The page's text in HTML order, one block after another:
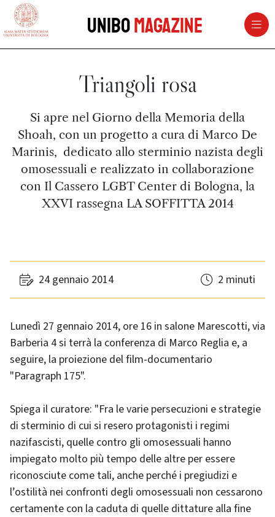
vai al contenuto della pagina
UniboMagazine
Triangoli rosa
Si apre nel Giorno della Memoria della
Shoah, con un progetto a cura di Marco De
Marinis, dedicato allo sterminio nazista degli
omosessuali e realizzato in collaborazione
con Il Cassero LGBT Center di Bologna, la
XXVI rassegna LA SOFFITTA 2014
24 gennaio 2014 2 minuti
Lunedì 27 gennaio 2014, ore 16 in salone Marescotti, via
Barberia 4 si terrà la conferenza di Marco Reglia e, a
seguire, la proiezione del film-documentario
"Paragraph 175".
Spiega il curatore: "Fra le varie persecuzioni e strategie
di sterminio di cui si resero protagonisti i regimi
nazifascisti, quelle contro gli omosessuali hanno
impiegato molto più tempo delle altre per essere
riconosciute come tali, anche perché i pregiudizi e
l’ostilità nei confronti degli omosessuali non cessarono
certamente con la caduta di quelle dittature alla fine